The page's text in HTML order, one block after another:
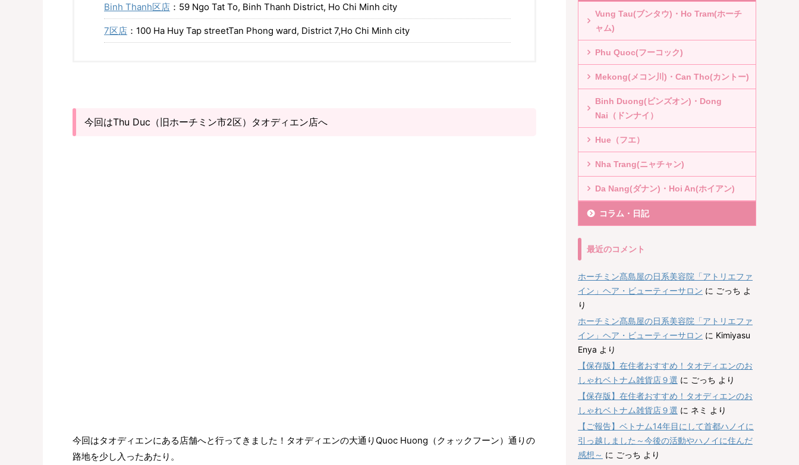
Binh Thanh区店 ：59 Ngo Tat To, Binh Thanh District, Ho Chi Minh city
7区店 ：100 Ha Huy Tap streetTan Phong ward, District 7,Ho Chi Minh city
今回はThu Duc（旧ホーチミン市2区）タオディエン店へ
今回はタオディエンにある店舗へと行ってきました！タオディエンの大通りQuoc Huong（クォックフーン）通りの
路地を少し入ったあたり。
Vung Tau(ブンタウ)・Ho Tram(ホーチ
ャム)
Phu Quoc(フーコック)
Mekong(メコン川)・Can Tho(カントー)
Binh Duong(ビンズオン)・Dong
Nai（ドンナイ）
Hue（フエ）
Nha Trang(ニャチャン)
Da Nang(ダナン)・Hoi An(ホイアン)
コラム・日記
最近のコメント
ホーチミン髙島屋の日系美容院「アトリエファ
イン」ヘア・ビューティーサロン に ごっち よ
り
ホーチミン髙島屋の日系美容院「アトリエファ
イン」ヘア・ビューティーサロン に Kimiyasu
Enya より
【保存版】在住者おすすめ！タオディエンのお
しゃれベトナム雑貨店９選 に ごっち より
【保存版】在住者おすすめ！タオディエンのお
しゃれベトナム雑貨店９選 に ネミ より
【ご報告】ベトナム14年目にして首都ハノイに
引っ越しました～今後の活動やハノイに住んだ
感想～ に ごっち より